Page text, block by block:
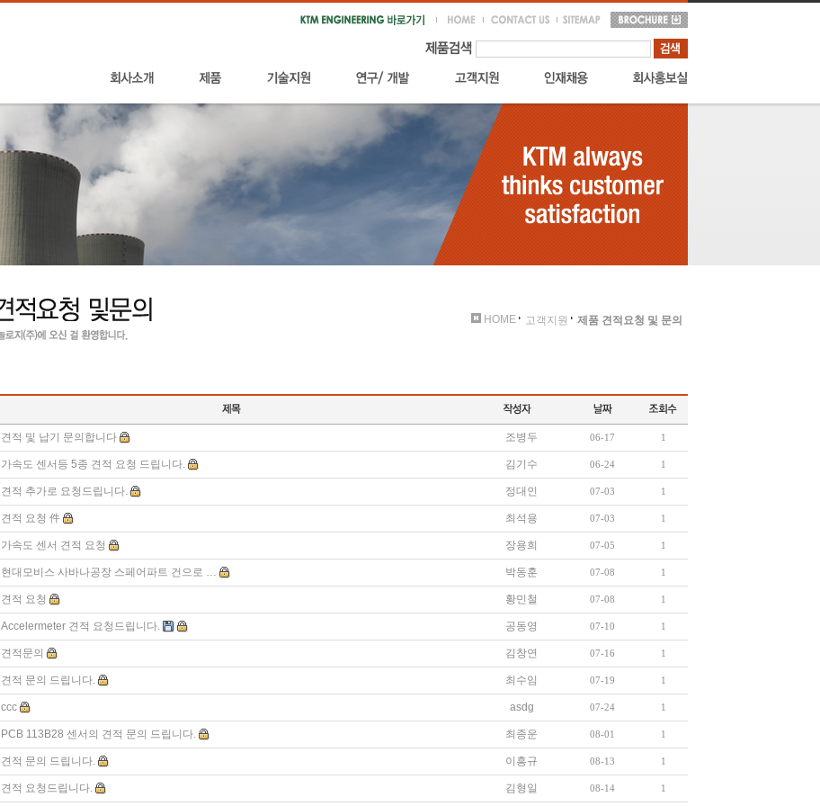
HOME 고객지원 제품 견적요청 및 문의
견적 및 납기 문의합니다 조병두 06-17 1
가속도 센서등 5종 견적 요청 드립니다. 김기수 06-24 1
견적 추가로 요청드립니다. 정대인 07-03 1
견적 요청 件 최석용 07-03 1
가속도 센서 견적 요청 장용희 07-05 1
현대모비스 사바나공장 스페어파트 건으로 … 박동훈 07-08 1
견적 요청 황민철 07-08 1
Accelermeter 견적 요청드립니다. 공동영 07-10 1
견적문의 김창연 07-16 1
견적 문의 드립니다. 최수임 07-19 1
ccc asdg 07-24 1
PCB 113B28 센서의 견적 문의 드립니다. 최종운 08-01 1
견적 문의 드립니다. 이흥규 08-13 1
견적 요청드립니다. 김형일 08-14 1